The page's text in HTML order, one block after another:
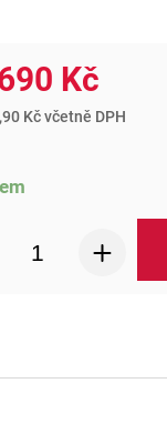
Kč
Kč včetně DPH